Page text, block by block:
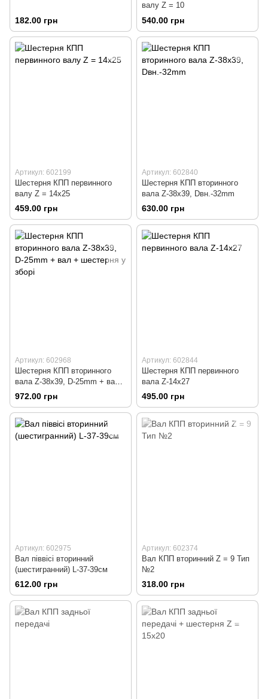
182.00 грн
валу Z = 10
540.00 грн
Артикул: 602199
Шестерня КПП первинного
валу Z = 14x25
459.00 грн
Артикул: 602840
Шестерня КПП вторинного
вала Z-38x39, Dвн.-32mm
630.00 грн
Артикул: 602968
Шестерня КПП вторинного
вала Z-38x39, D-25mm + вал
+ шестерня у зборі
972.00 грн
Артикул: 602844
Шестерня КПП первинного
вала Z-14x27
495.00 грн
Артикул: 602975
Вал піввісі вторинний
(шестигранний) L-37-39см
612.00 грн
Артикул: 602374
Вал КПП вторинний Z = 9 Тип
№2
318.00 грн